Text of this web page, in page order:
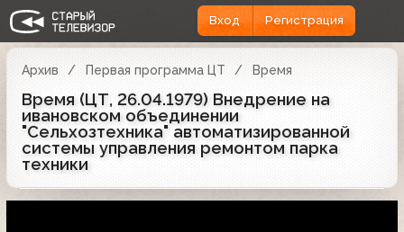
Вход Регистрация
Архив Первая программа ЦТ Время
Время (ЦТ, 26.04.1979) Внедрение на
ивановском объединении
"Сельхозтехника" автоматизированной
системы управления ремонтом парка
техники